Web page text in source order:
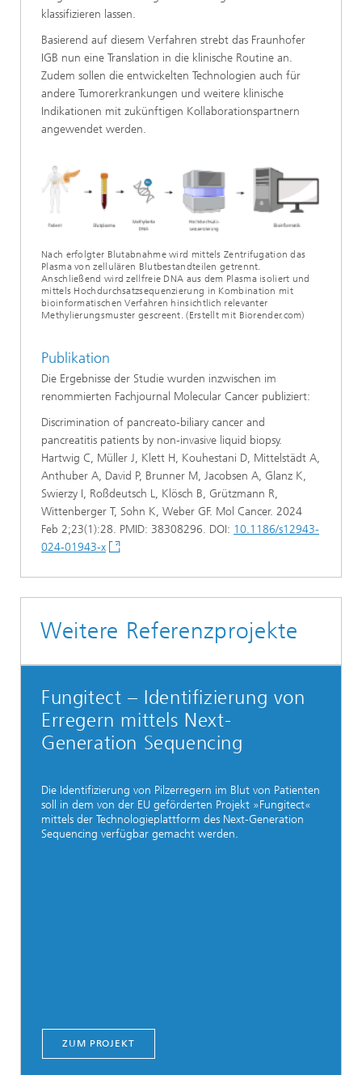
klassifizieren lassen.
Basierend auf diesem Verfahren strebt das Fraunhofer
IGB nun eine Translation in die klinische Routine an.
Zudem sollen die entwickelten Technologien auch für
andere Tumorerkrankungen und weitere klinische
Indikationen mit zukünftigen Kollaborationspartnern
angewendet werden.
Nach erfolgter Blutabnahme wird mittels Zentrifugation das
Plasma von zellulären Blutbestandteilen getrennt.
Anschließend wird zellfreie DNA aus dem Plasma isoliert und
mittels Hochdurchsatzsequenzierung in Kombination mit
bioinformatischen Verfahren hinsichtlich relevanter
Methylierungsmuster gescreent. (Erstellt mit Biorender.com)
Publikation
Die Ergebnisse der Studie wurden inzwischen im
renommierten Fachjournal Molecular Cancer publiziert:
Discrimination of pancreato-biliary cancer and
pancreatitis patients by non-invasive liquid biopsy.
Hartwig C, Müller J, Klett H, Kouhestani D, Mittelstädt A,
Anthuber A, David P, Brunner M, Jacobsen A, Glanz K,
Swierzy I, Roßdeutsch L, Klösch B, Grützmann R,
Wittenberger T, Sohn K, Weber GF. Mol Cancer. 2024
Feb 2;23(1):28. PMID: 38308296. DOI: 10.1186/s12943-
024-01943-x
Weitere Referenzprojekte
Fungitect – Identifizierung von
Erregern mittels Next-
Generation Sequencing
Die Identifizierung von Pilzerregern im Blut von Patienten
soll in dem von der EU geförderten Projekt »Fungitect«
mittels der Technologieplattform des Next-Generation
Sequencing verfügbar gemacht werden.
ZUM PROJEKT